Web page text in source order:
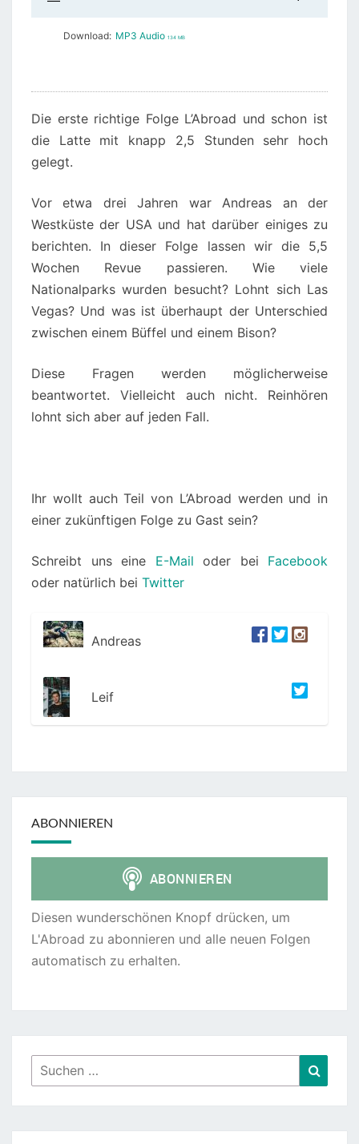
Download: MP3 Audio 134 MB
Die erste richtige Folge L’Abroad und schon ist
die Latte mit knapp 2,5 Stunden sehr hoch
gelegt.
Vor etwa drei Jahren war Andreas an der
Westküste der USA und hat darüber einiges zu
berichten. In dieser Folge lassen wir die 5,5
Wochen Revue passieren. Wie viele
Nationalparks wurden besucht? Lohnt sich Las
Vegas? Und was ist überhaupt der Unterschied
zwischen einem Büffel und einem Bison?
Diese Fragen werden möglicherweise
beantwortet. Vielleicht auch nicht. Reinhören
lohnt sich aber auf jeden Fall.
Ihr wollt auch Teil von L’Abroad werden und in
einer zukünftigen Folge zu Gast sein?
Schreibt uns eine E-Mail oder bei Facebook
oder natürlich bei Twitter
Andreas
Leif
ABONNIEREN
Diesen wunderschönen Knopf drücken, um
L'Abroad zu abonnieren und alle neuen Folgen
automatisch zu erhalten.
Suchen
nach: